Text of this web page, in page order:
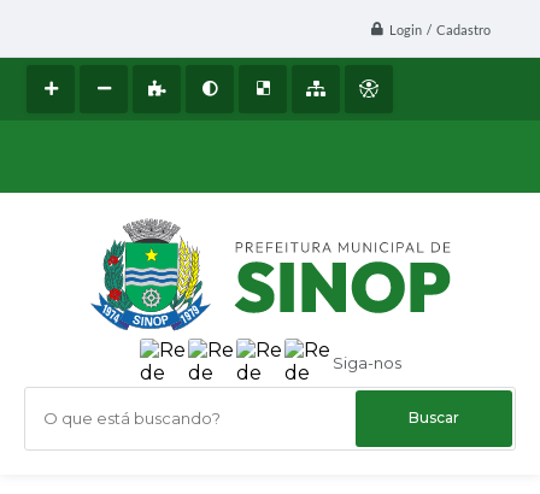
Login / Cadastro
Siga-nos
O que está buscando?